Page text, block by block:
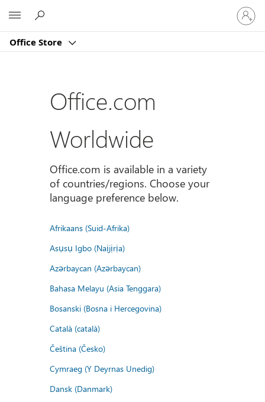
Office Store
Sign
in
to
account
Office.com
Worldwide
Office.com is available in a variety
of countries/regions. Choose your
language preference below.
Afrikaans (Suid-Afrika)
Asụsụ Igbo (Naịjịrịa)
Azərbaycan (Azərbaycan)
Bahasa Melayu (Asia Tenggara)
Bosanski (Bosna i Hercegovina)
Català (català)
Čeština (Česko)
Cymraeg (Y Deyrnas Unedig)
Dansk (Danmark)